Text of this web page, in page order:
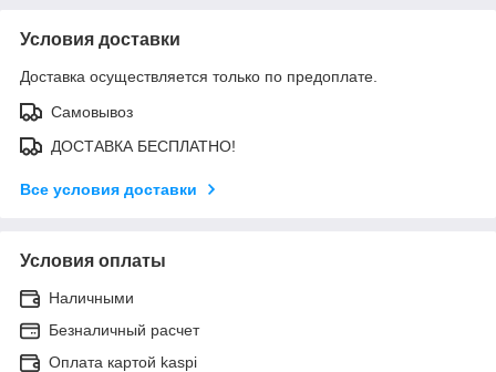
Условия доставки
Доставка осуществляется только по предоплате.
Самовывоз
ДОСТАВКА БЕСПЛАТНО!
Все условия доставки
Условия оплаты
Наличными
Безналичный расчет
Оплата картой kaspi